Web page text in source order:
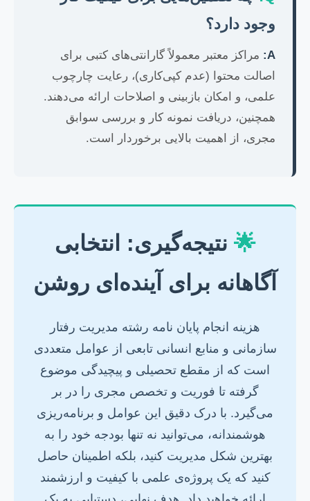
وجود دارد؟
A:
مراکز معتبر معمولاً گارانتی‌های کتبی برای
اصالت محتوا (عدم کپی‌کاری)، رعایت چارچوب
علمی، و امکان بازبینی و اصلاحات ارائه می‌دهند.
همچنین، دریافت نمونه کار و بررسی سوابق
مجری، از اهمیت بالایی برخوردار است.
🌟 نتیجه‌گیری: انتخابی
آگاهانه برای آینده‌ای روشن
هزینه انجام پایان نامه رشته مدیریت رفتار
سازمانی و منابع انسانی تابعی از عوامل متعددی
است که از مقطع تحصیلی و پیچیدگی موضوع
گرفته تا فوریت و تخصص مجری را در بر
می‌گیرد. با درک دقیق این عوامل و برنامه‌ریزی
هوشمندانه، می‌توانید نه تنها بودجه خود را به
بهترین شکل مدیریت کنید، بلکه اطمینان حاصل
کنید که یک پروژه‌ی علمی با کیفیت و ارزشمند